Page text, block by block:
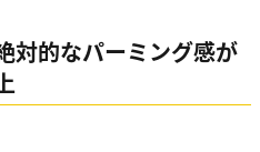
対的なパーミング感が